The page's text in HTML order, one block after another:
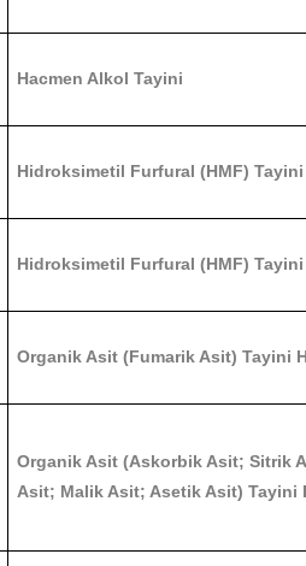
Hacmen Alkol Tayini
Hidroksimetil Furfural (HMF)
Hidroksimetil Furfural (HMF)
Organik Asit (Fumarik Asit) Tayini
Organik Asit (Askorbik Asit; Sitrik
Asit; Malik Asit; Asetik Asit) Tayini